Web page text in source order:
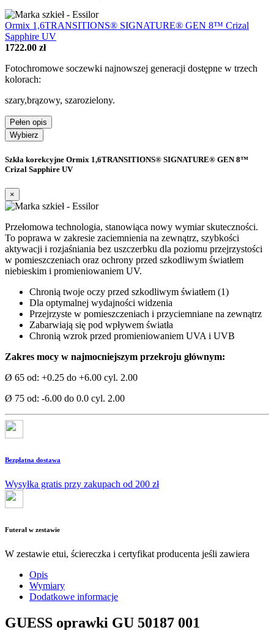
Ormix 1,6TRANSITIONS® SIGNATURE® GEN 8™ Crizal
Sapphire UV
1722.00 zł
Fotochromowe soczewki najnowszej generacji dostępne w trzech
kolorach:
szary,brązowy, szarozielony.
Pełen opis
Wybierz
Szkła korekcyjne Ormix 1,6TRANSITIONS® SIGNATURE® GEN 8™
Crizal Sapphire UV
×
Przełomowa technologia, stanowiąca nowy wymiar skuteczności.
To poprawa w zakresie zaciemnienia na zewnątrz, szybkości
aktywacji i rozjaśniania bez uszczerbku dla poziomu przejrzystości
w pomieszczeniach oraz ochrony przed szkodliwym światłem
niebieskim i promieniowaniem UV.
Chronią twoje oczy przed szkodliwym światłem (1)
Dla optymalnej wydajności widzenia
Przejrzyste w pomieszczeniach i przyciemniane na zewnątrz
Zabarwiają się pod wpływem światła
Chronią wzrok przed promieniowaniem UVA i UVB
Zakres mocy w najmocniejszym przekroju głównym:
Ø 65 od: +0.25 do +6.00 cyl. 2.00
Ø 75 od: -6.00 do 0.0 cyl. 2.00
Bezpłatna dostawa
Wysyłka gratis przy zakupach od 200 zł
Futerał w zestawie
W zestawie etui, ściereczka i certyfikat producenta jeśli zawiera
Opis
Wymiary
Dodatkowe informacje
GUESS oprawki GU 50187 001